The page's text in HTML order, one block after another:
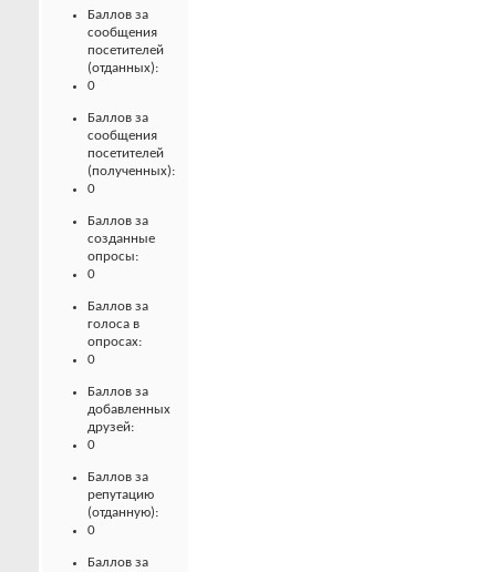
Баллов за
сообщения
посетителей
(отданных):
0
Баллов за
сообщения
посетителей
(полученных):
0
Баллов за
созданные
опросы:
0
Баллов за
голоса в
опросах:
0
Баллов за
добавленных
друзей:
0
Баллов за
репутацию
(отданную):
0
Баллов за